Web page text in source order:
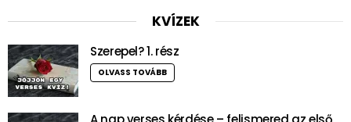
KVÍZEK
Szerepel? 1. rész
OLVASS TOVÁBB